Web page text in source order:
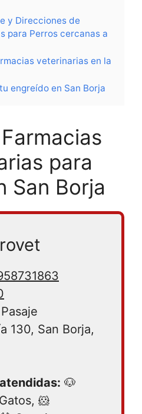
y Direcciones de
para Perros cercanas a
veterinarias en la
engreído en San Borja
para
San Borja
Pasaje
130, San Borja,
🐶
🐹